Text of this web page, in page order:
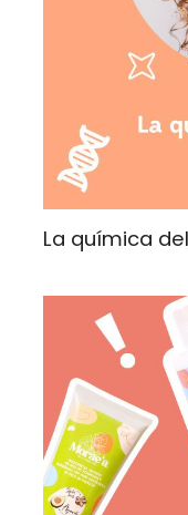
La química